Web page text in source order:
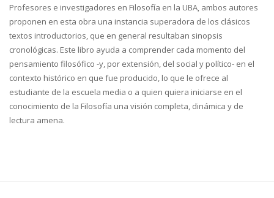
Profesores e investigadores en Filosofía en la UBA, ambos autores
proponen en esta obra una instancia superadora de los clásicos
textos introductorios, que en general resultaban sinopsis
cronológicas. Este libro ayuda a comprender cada momento del
pensamiento filosófico -y, por extensión, del social y político- en el
contexto histórico en que fue producido, lo que le ofrece al
estudiante de la escuela media o a quien quiera iniciarse en el
conocimiento de la Filosofía una visión completa, dinámica y de
lectura amena.